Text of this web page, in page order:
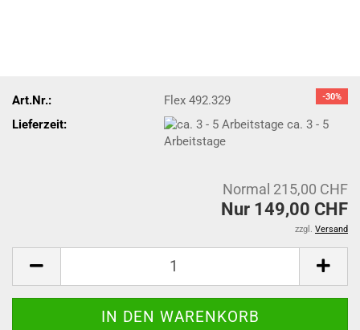
-30%
Art.Nr.:
Flex 492.329
Lieferzeit:
ca. 3 - 5
Arbeitstage
Normal 215,00 CHF
Nur 149,00 CHF
zzgl. Versand